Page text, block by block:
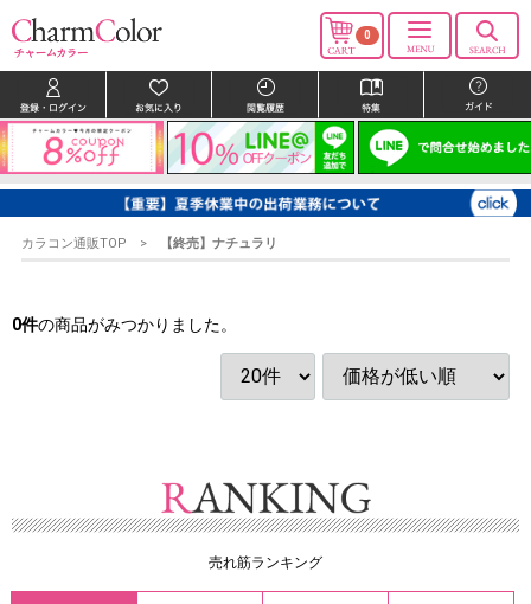
0
カラコン通販TOP 【終売】ナチュラリ
0件の商品がみつかりました。
売れ筋ランキング